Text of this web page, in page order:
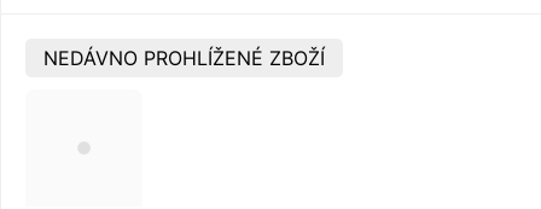
NEDÁVNO PROHLÍŽENÉ ZBOŽÍ